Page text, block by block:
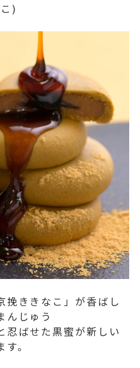
)
挽ききなこ」が香ばし
んじゅう
忍ばせた黒蜜が新しい
。